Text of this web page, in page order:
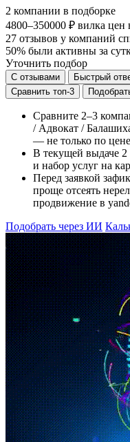
2 компании в подборке
4800–350000 ₽ вилка цен
27 отзывов у компаний
50% были активны за
Уточнить подбор
С отзывами Быстрый
Сравнить топ-3
Сравните 2–3
/ Адвокат /
— не только по
В текущей выдаче 2
и набор услуг на
Перед заявкой
проще отсеять
продвижение в
Подобрать через ИИ